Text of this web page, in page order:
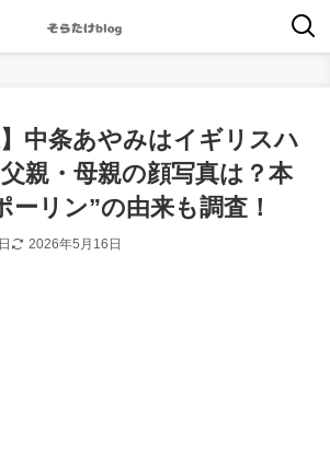
】中条あやみはイギリスハ
親・母親の顔写真は？本
ーリン”の由来も調査！
2026年5月16日